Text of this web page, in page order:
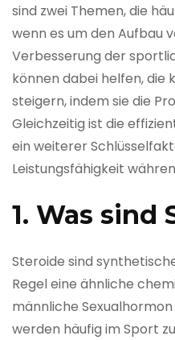
sind zwei Themen, die
wenn es um den Aufbau
Verbesserung der
können dabei helfen, die
steigern, indem sie die
Gleichzeitig ist die
ein weiterer
Leistungsfähigkeit
1. Was sind
Steroide sind
Regel eine ähnliche
männliche
werden häufig im Sport